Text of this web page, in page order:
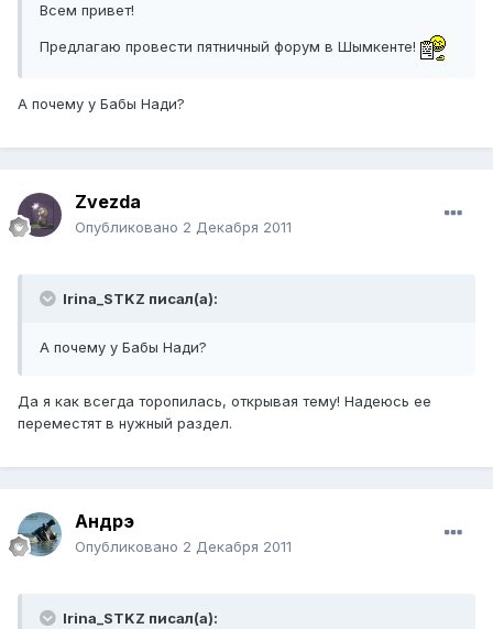
Всем привет!
Предлагаю провести пятничный форум в Шымкенте!
А почему у Бабы Нади?
Zvezda
Опубликовано 2 Декабря 2011
Irina_STKZ писал(а):
А почему у Бабы Нади?
Да я как всегда торопилась, открывая тему! Надеюсь ее
переместят в нужный раздел.
Андрэ
Опубликовано 2 Декабря 2011
Irina_STKZ писал(а):